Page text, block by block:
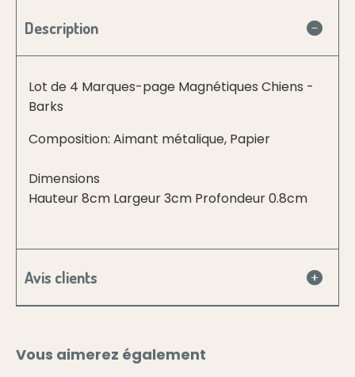
Description
Lot de 4 Marques-page Magnétiques Chiens -
Barks
Composition: Aimant métalique, Papier
Dimensions
Hauteur 8cm Largeur 3cm Profondeur 0.8cm
Avis clients
Vous aimerez également